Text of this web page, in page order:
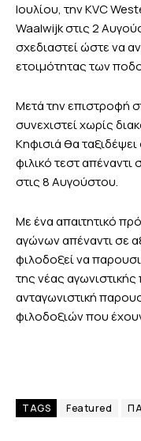
Ιουλίου, την KVC
Waalwijk στις 2
σχεδιαστεί ώστε να
ετοιμότητας των
Μετά την επιστροφή
συνεχιστεί χωρίς
Κηφισιά θα
φιλικό τεστ
στις 8 Αυγούστου.
Με ένα απαιτητικό
αγώνων απέναντι σε
φιλοδοξεί να
της νέας
ανταγωνιστική
φιλοδοξιών που
TAGS Featured